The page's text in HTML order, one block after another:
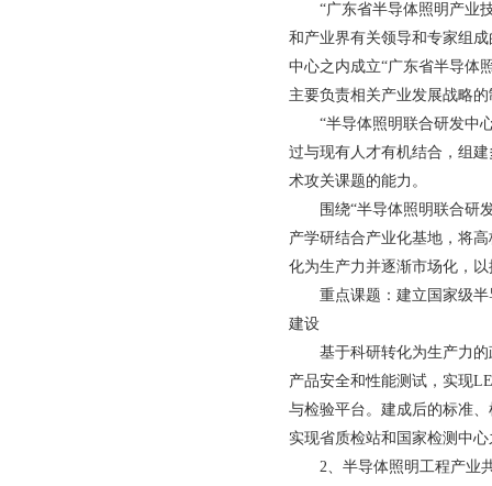
“广东省半导体照明产业
和产业界有关领导和专家组
中心之内成立“广东省半导体
主要负责相关产业发展战略
“半导体照明联合研发中
过与现有人才有机结合，组
术攻关课题的能力。
围绕“半导体照明联合研
产学研结合产业化基地，将
化为生产力并逐渐市场化，
重点课题：建立国家级
建设
基于科研转化为生产力
产品安全和性能测试，实现
与检验平台。建成后的标准
实现省质检站和国家检测中
2、半导体照明工程产业